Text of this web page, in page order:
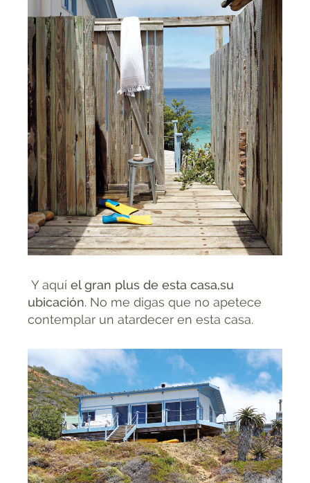
Y aquí el gran plus de esta casa,su
ubicación. No me digas que no apetece
contemplar un atardecer en esta casa.